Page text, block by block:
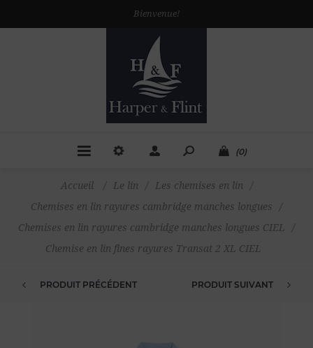
Bienvenue!
(0)
Accueil / Le lin / Les chemises en lin
/
Chemises en lin rayures cambridge manches longues
/
Chemises en lin rayures cambridge manches longues CIEL
/
Chemise en lin fines rayures Transat 2 XL CIEL
PRODUIT PRÉCÉDENT PRODUIT SUIVANT